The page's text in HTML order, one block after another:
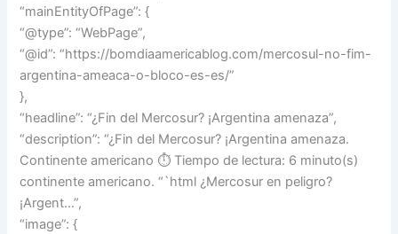
“mainEntityOfPage”: {
“@type”: “WebPage”,
“@id”: “https://bomdiaamericablog.com/mercosul-no-fim-
argentina-ameaca-o-bloco-es-es/”
},
“headline”: “¿Fin del Mercosur? ¡Argentina amenaza”,
“description”: “¿Fin del Mercosur? ¡Argentina amenaza.
Continente americano ⏱️ Tiempo de lectura: 6 minuto(s)
continente americano. “`html ¿Mercosur en peligro?
¡Argent…”,
“image”: {